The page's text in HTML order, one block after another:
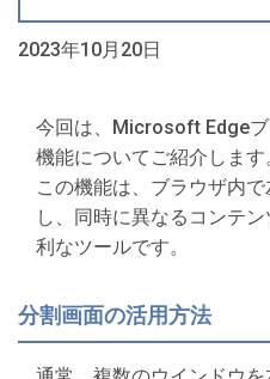
2023年10月20日
今回は、Microsoft Edge
機能についてご紹介します
この機能は、ブラウザ内
し、同時に異なるコンテ
利なツールです。
分割画面の活用方法